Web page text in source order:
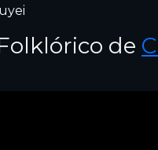
de